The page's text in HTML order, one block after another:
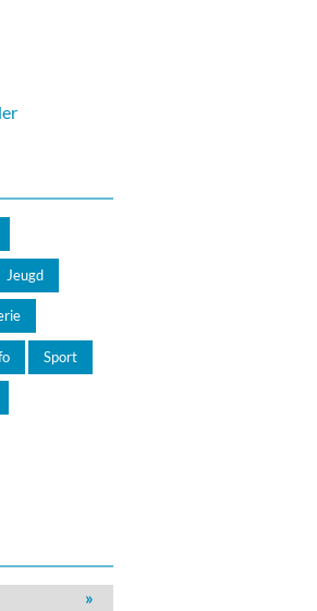
Jeugd
Sport
»